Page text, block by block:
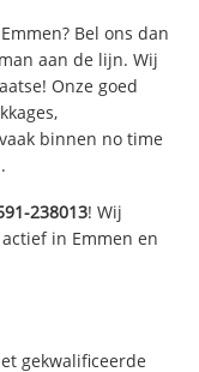
Bel ons dan
aan de lijn. Wij
Onze goed
binnen no time
238013! Wij
in Emmen en
gekwalificeerde